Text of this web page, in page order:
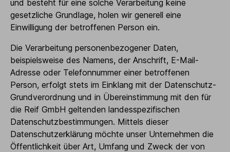
und besteht für eine solche Verarbeitung keine
gesetzliche Grundlage, holen wir generell eine
Einwilligung der betroffenen Person ein.
Die Verarbeitung personenbezogener Daten,
beispielsweise des Namens, der Anschrift, E-Mail-
Adresse oder Telefonnummer einer betroffenen
Person, erfolgt stets im Einklang mit der Datenschutz-
Grundverordnung und in Übereinstimmung mit den für
die Reif GmbH geltenden landesspezifischen
Datenschutzbestimmungen. Mittels dieser
Datenschutzerklärung möchte unser Unternehmen die
Öffentlichkeit über Art, Umfang und Zweck der von